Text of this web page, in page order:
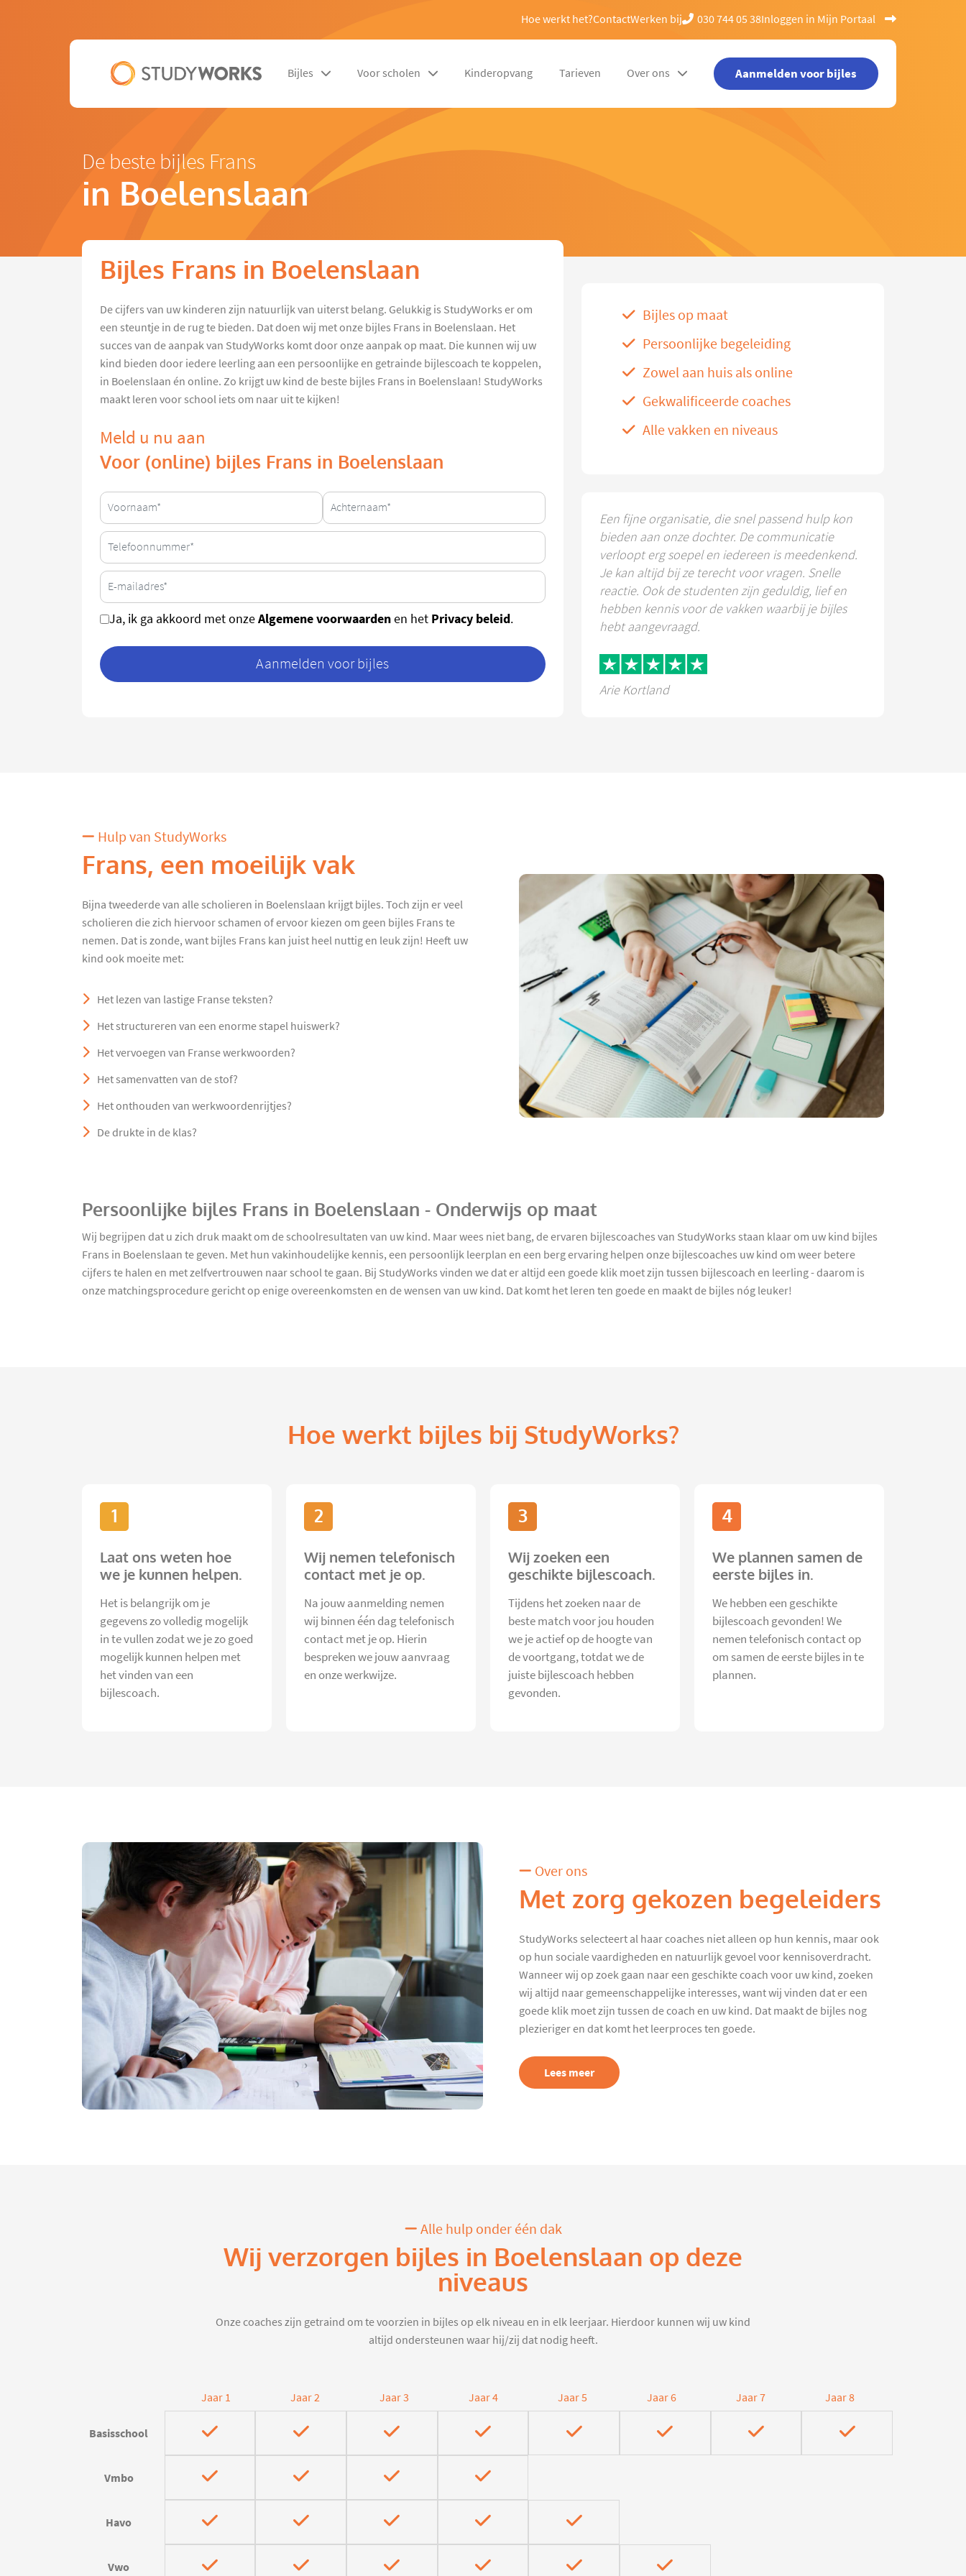
Hoe werkt het?ContactWerken bij 030 744 05 38Inloggen in Mijn Portaal
Bijles Voor scholen Kinderopvang Tarieven Over ons Aanmelden voor bijles
De beste bijles Frans
in Boelenslaan
Bijles Frans in Boelenslaan
De cijfers van uw kinderen zijn natuurlijk van uiterst belang. Gelukkig is StudyWorks er om
een steuntje in de rug te bieden. Dat doen wij met onze bijles Frans in Boelenslaan. Het
succes van de aanpak van StudyWorks komt door onze aanpak op maat. Die kunnen wij uw
kind bieden door iedere leerling aan een persoonlijke en getrainde bijlescoach te koppelen,
in Boelenslaan én online. Zo krijgt uw kind de beste bijles Frans in Boelenslaan! StudyWorks
maakt leren voor school iets om naar uit te kijken!
Meld u nu aan
Voor (online) bijles Frans in Boelenslaan
Ja, ik ga akkoord met onzeAlgemene voorwaardenen het Privacy beleid.
Aanmelden voor bijles
Bijles op maat
Persoonlijke begeleiding
Zowel aan huis als online
Gekwalificeerde coaches
Alle vakken en niveaus
Een fijne organisatie, die snel passend hulp kon
bieden aan onze dochter. De communicatie
verloopt erg soepel en iedereen is meedenkend.
Je kan altijd bij ze terecht voor vragen. Snelle
reactie. Ook de studenten zijn geduldig, lief en
hebben kennis voor de vakken waarbij je bijles
hebt aangevraagd.
Arie Kortland
Hulp van StudyWorks
Frans, een moeilijk vak
Bijna tweederde van alle scholieren in Boelenslaan krijgt bijles. Toch zijn er veel
scholieren die zich hiervoor schamen of ervoor kiezen om geen bijles Frans te
nemen. Dat is zonde, want bijles Frans kan juist heel nuttig en leuk zijn! Heeft uw
kind ook moeite met:
Het lezen van lastige Franse teksten?
Het structureren van een enorme stapel huiswerk?
Het vervoegen van Franse werkwoorden?
Het samenvatten van de stof?
Het onthouden van werkwoordenrijtjes?
De drukte in de klas?
Persoonlijke bijles Frans in Boelenslaan - Onderwijs op maat
Wij begrijpen dat u zich druk maakt om de schoolresultaten van uw kind. Maar wees niet bang, de ervaren bijlescoaches van StudyWorks staan klaar om uw kind bijles
Frans in Boelenslaan te geven. Met hun vakinhoudelijke kennis, een persoonlijk leerplan en een berg ervaring helpen onze bijlescoaches uw kind om weer betere
cijfers te halen en met zelfvertrouwen naar school te gaan. Bij StudyWorks vinden we dat er altijd een goede klik moet zijn tussen bijlescoach en leerling - daarom is
onze matchingsprocedure gericht op enige overeenkomsten en de wensen van uw kind. Dat komt het leren ten goede en maakt de bijles nóg leuker!
Hoe werkt bijles bij StudyWorks?
1
Laat ons weten hoe
we je kunnen helpen.
Het is belangrijk om je
gegevens zo volledig mogelijk
in te vullen zodat we je zo goed
mogelijk kunnen helpen met
het vinden van een
bijlescoach.
2
Wij nemen telefonisch
contact met je op.
Na jouw aanmelding nemen
wij binnen één dag telefonisch
contact met je op. Hierin
bespreken we jouw aanvraag
en onze werkwijze.
3
Wij zoeken een
geschikte bijlescoach.
Tijdens het zoeken naar de
beste match voor jou houden
we je actief op de hoogte van
de voortgang, totdat we de
juiste bijlescoach hebben
gevonden.
4
We plannen samen de
eerste bijles in.
We hebben een geschikte
bijlescoach gevonden! We
nemen telefonisch contact op
om samen de eerste bijles in te
plannen.
Over ons
Met zorg gekozen begeleiders
StudyWorks selecteert al haar coaches niet alleen op hun kennis, maar ook
op hun sociale vaardigheden en natuurlijk gevoel voor kennisoverdracht.
Wanneer wij op zoek gaan naar een geschikte coach voor uw kind, zoeken
wij altijd naar gemeenschappelijke interesses, want wij vinden dat er een
goede klik moet zijn tussen de coach en uw kind. Dat maakt de bijles nog
plezieriger en dat komt het leerproces ten goede.
Lees meer
Alle hulp onder één dak
Wij verzorgen bijles in Boelenslaan op deze
niveaus
Onze coaches zijn getraind om te voorzien in bijles op elk niveau en in elk leerjaar. Hierdoor kunnen wij uw kind
altijd ondersteunen waar hij/zij dat nodig heeft.
Jaar 1 Jaar 2 Jaar 3 Jaar 4 Jaar 5 Jaar 6 Jaar 7 Jaar 8
Basisschool
Vmbo
Havo
Vwo